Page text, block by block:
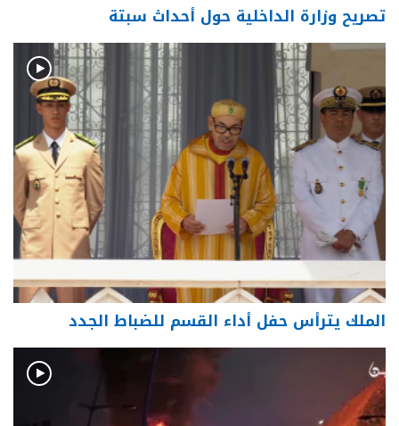
تصريح وزارة الداخلية حول أحداث سبتة
الملك يترأس حفل أداء القسم للضباط الجدد